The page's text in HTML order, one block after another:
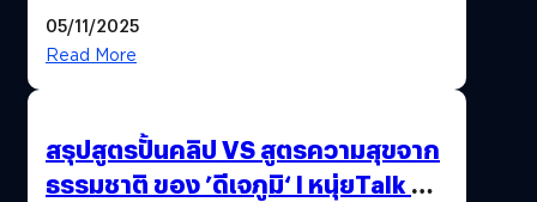
Thailand Game Show 2025 ทะลุ 15
05/11/2025
Read More
สรุปสูตรปั้นคลิป VS สูตรความสุขจาก
ธรรมชาติ ของ ’ดีเจภูมิ‘ l หนุ่ยTalk &